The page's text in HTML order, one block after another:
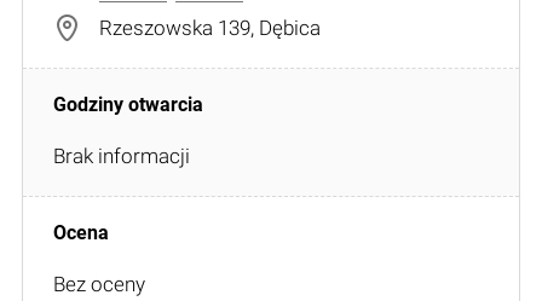
Rzeszowska 139, Dębica
Brak informacji
Bez oceny